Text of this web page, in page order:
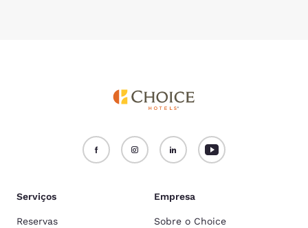
Serviços
Reservas
Empresa
Sobre o Choice